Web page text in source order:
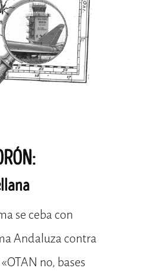
se ceba con
Andaluza contra
no, bases